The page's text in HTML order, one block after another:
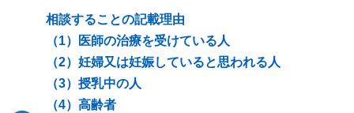
相談することの記載理由
（1）医師の治療を受けている人
（2）妊婦又は妊娠していると思われる人
（3）授乳中の人
（4）高齢者